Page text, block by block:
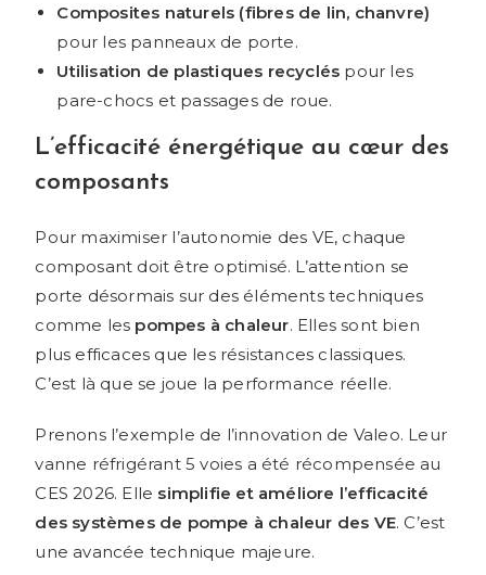
Composites naturels (fibres de lin, chanvre)
pour les panneaux de porte.
Utilisation de plastiques recyclés pour les
pare-chocs et passages de roue.
L’efficacité énergétique au cœur des
composants
Pour maximiser l’autonomie des VE, chaque
composant doit être optimisé. L’attention se
porte désormais sur des éléments techniques
comme les pompes à chaleur. Elles sont bien
plus efficaces que les résistances classiques.
C’est là que se joue la performance réelle.
Prenons l’exemple de l’innovation de Valeo. Leur
vanne réfrigérant 5 voies a été récompensée au
CES 2026. Elle simplifie et améliore l’efficacité
des systèmes de pompe à chaleur des VE. C’est
une avancée technique majeure.